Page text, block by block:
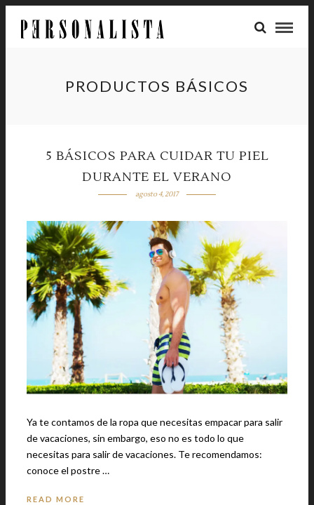
PRODUCTOS BÁSICOS
5 BÁSICOS PARA CUIDAR TU PIEL
DURANTE EL VERANO
agosto 4, 2017
Ya te contamos de la ropa que necesitas empacar para salir
de vacaciones, sin embargo, eso no es todo lo que
necesitas para salir de vacaciones. Te recomendamos:
conoce el postre …
READ MORE